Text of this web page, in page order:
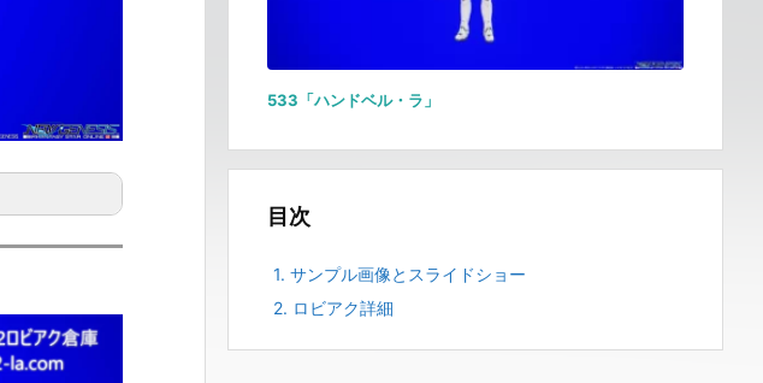
533「ハンドベル・ラ」
目次
1. サンプル画像とスライドショー
2. ロビアク詳細